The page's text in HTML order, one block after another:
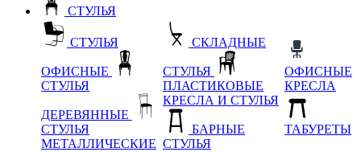
СТУЛЬЯ
СТУЛЬЯ
ОФИСНЫЕ
СТУЛЬЯ
ДЕРЕВЯННЫЕ
СТУЛЬЯ
МЕТАЛЛИЧЕСКИЕ
СКЛАДНЫЕ
СТУЛЬЯ
ПЛАСТИКОВЫЕ
КРЕСЛА И СТУЛЬЯ
БАРНЫЕ
СТУЛЬЯ
ОФИСНЫЕ
КРЕСЛА
ТАБУРЕТЫ